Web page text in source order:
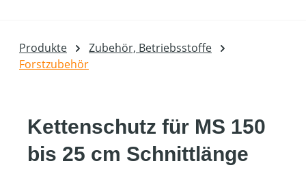
Produkte
Zubehör, Betriebsstoffe
Forstzubehör
Kettenschutz für MS 150
bis 25 cm Schnittlänge